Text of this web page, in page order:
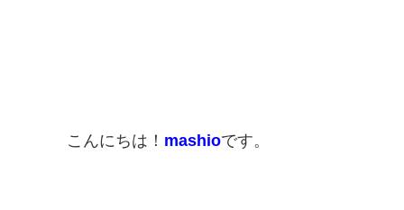
こんにちは！ mashioです。